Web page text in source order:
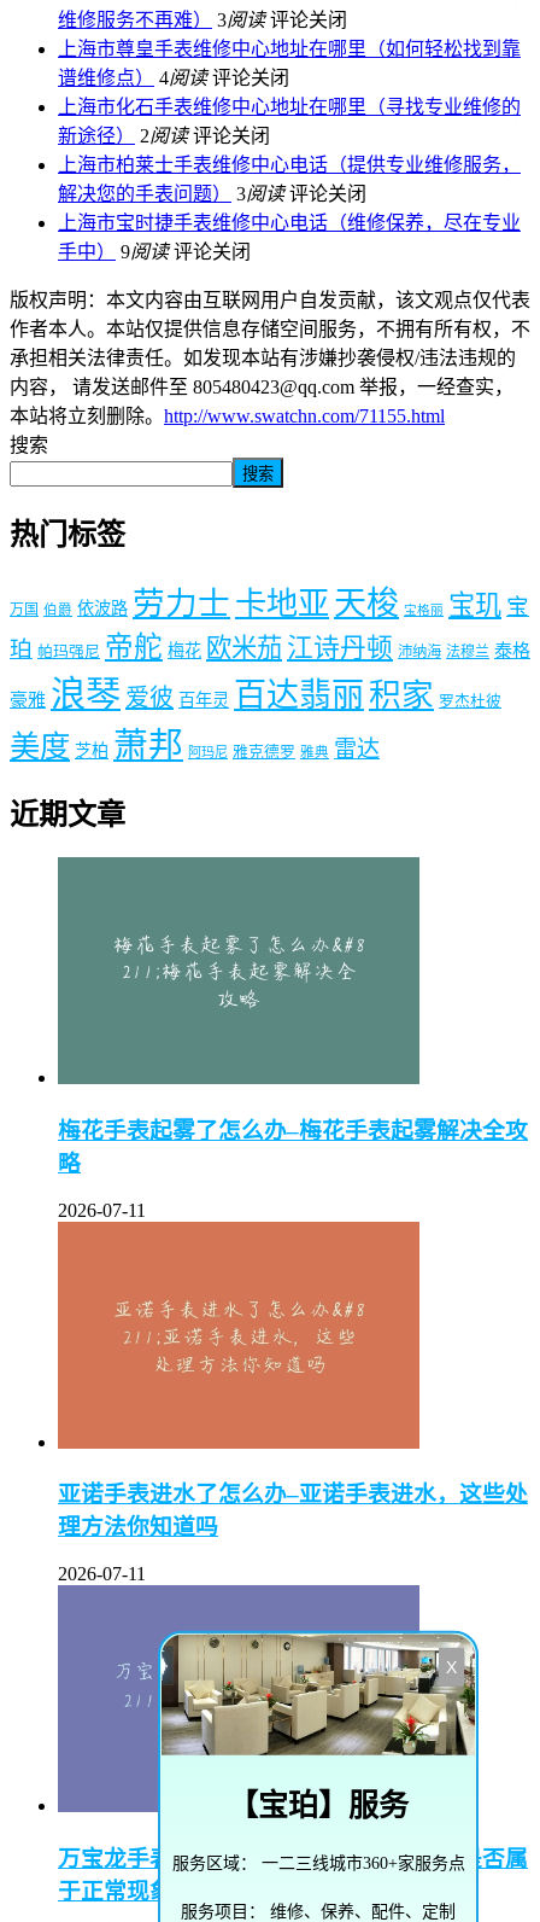
维修服务不再难）
3阅读 评论关闭
上海市尊皇手表维修中心地址在哪里（如何轻松找到靠
谱维修点）
4阅读 评论关闭
上海市化石手表维修中心地址在哪里（寻找专业维修的
新途径）
2阅读 评论关闭
上海市柏莱士手表维修中心电话（提供专业维修服务，
解决您的手表问题）
3阅读 评论关闭
上海市宝时捷手表维修中心电话（维修保养，尽在专业
手中）
9阅读 评论关闭
版权声明：本文内容由互联网用户自发贡献，该文观点仅代表
作者本人。本站仅提供信息存储空间服务，不拥有所有权，不
承担相关法律责任。如发现本站有涉嫌抄袭侵权/违法违规的
内容， 请发送邮件至 805480423@qq.com 举报，一经查实，
本站将立刻删除。 http://www.swatchn.com/71155.html
搜索
搜索
热门标签
万国 伯爵 依波路 劳力士 卡地亚 天梭 宝格丽 宝玑 宝
珀 帕玛强尼 帝舵 梅花 欧米茄 江诗丹顿 沛纳海 法穆兰 泰格
豪雅 浪琴 爱彼 百年灵 百达翡丽 积家 罗杰杜彼
美度 芝柏 萧邦 阿玛尼 雅克德罗 雅典 雷达
近期文章
梅花手表起雾了怎么办–梅花手表起雾解决全攻
略
2026-07-11
亚诺手表进水了怎么办–亚诺手表进水，这些处
理方法你知道吗
2026-07-11
万宝龙手表生锈正常吗–万宝龙手表生锈是否属
于正常现象？
X
【宝珀】服务
服务区域： 一二三线城市360+家服务点
服务项目： 维修、保养、配件、定制